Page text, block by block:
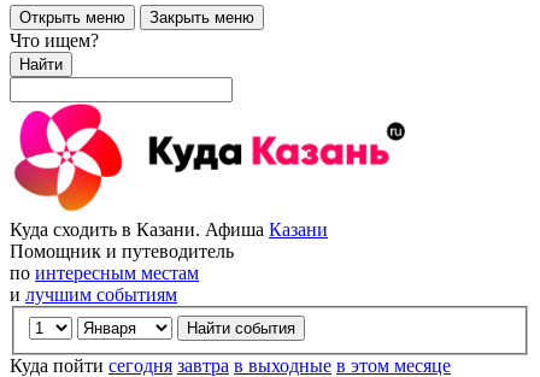
Открыть меню Закрыть меню
Что ищем?
Найти
Куда сходить в Казани. Афиша Казани
Помощник и путеводитель
по интересным местам
и лучшим событиям
Куда пойти сегодня завтра в выходные в этом месяце